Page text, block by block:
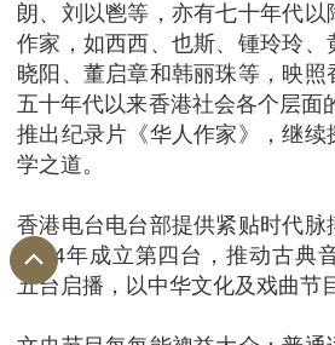
朗、刘以鬯等，亦有七十年代
作家，如西西、也斯、锺玲玲、
晓阳、董启章和韩丽珠等，映照
五十年代以来香港社会各个层面
推出纪录片《华人作家》，继续
学之道。
香港电台电台部提供紧贴时代脉
1974年成立第四台，推动古典
五台启播，以中华文化及戏曲节